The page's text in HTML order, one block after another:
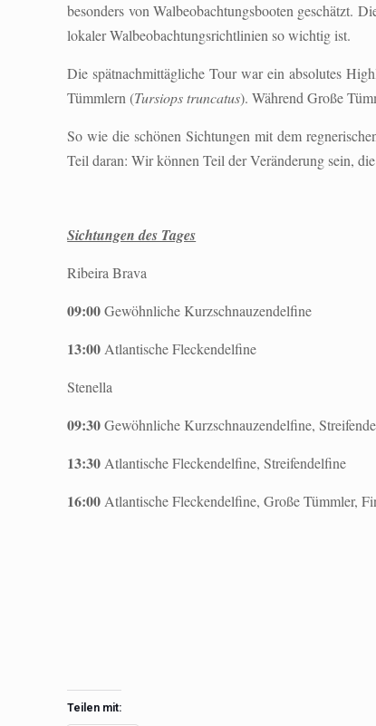
besonders von Walbeobachtungsbooten geschätzt.
lokaler Walbeobachtungsrichtlinien so wichtig ist.
Die spätnachmittägliche Tour war ein absolutes
Tümmlern (Tursiops truncatus). Während Große
So wie die schönen Sichtungen mit dem
Teil daran: Wir können Teil der Veränderung sein,
Sichtungen des Tages
Ribeira Brava
09:00Gewöhnliche Kurzschnauzendelfine
13:00 Atlantische Fleckendelfine
Stenella
09:30Gewöhnliche Kurzschnauzendelfine,
13:30 Atlantische Fleckendelfine, Streifendelfine
16:00 Atlantische Fleckendelfine, Große Tümmler,
Teilen mit: